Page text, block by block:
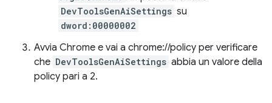
DevToolsGenAiSettings su
dword:00000002
Avvia Chrome e vai a chrome://policy per verificare
che DevToolsGenAiSettings abbia un valore della
policy pari a 2.